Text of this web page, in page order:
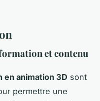
et contenu
en animation 3D sont
permettre une